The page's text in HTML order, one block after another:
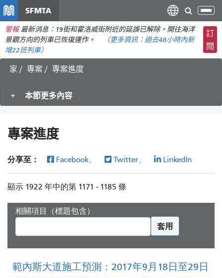
主
要
SFMTA
切
換
導
航
警報 最新消息：19街和霍洛威街附近的延誤已解除。開往海洋
景觀方向的列車已恢復運作。
（更多資訊： 過去48小時內新
增22班列車）
訂
閱
家 專案 專案進度
本節更多內容
專案進度
分享至： Facebook、 Twitter、 LinkedIn
顯示 1922 年中的第 1171 - 1185 條
相關項目（標題包含）
套用
範內斯大道施工預測：2017年9月18日至29日